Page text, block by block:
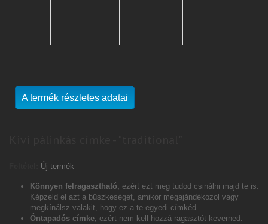
A termék részletes adatai
Új termék
Könnyen felragasztható, ezért ezt meg tudod csinálni majd te is.
Képzeld el azt a büszkeséget, amikor megajándékozol vagy
megkínálsz valakit, hogy ez a te egyedi címkéd.
Öntapadós címke, ezért nem kell hozzá ragasztót keverned.